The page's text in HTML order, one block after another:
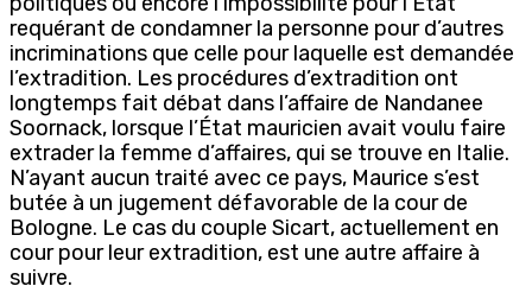
requérant de condamner la personne pour d’autres
incriminations que celle pour laquelle est demandée
l’extradition. Les procédures d’extradition ont
longtemps fait débat dans l’affaire de Nandanee
Soornack, lorsque l’État mauricien avait voulu faire
extrader la femme d’affaires, qui se trouve en Italie.
N’ayant aucun traité avec ce pays, Maurice s’est
butée à un jugement défavorable de la cour de
Bologne. Le cas du couple Sicart, actuellement en
cour pour leur extradition, est une autre affaire à
suivre.